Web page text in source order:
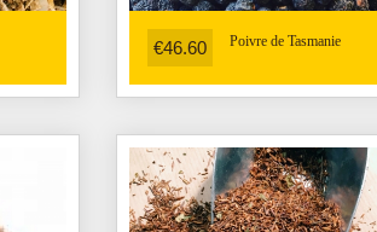
€46.60 Poivre de Tasmanie